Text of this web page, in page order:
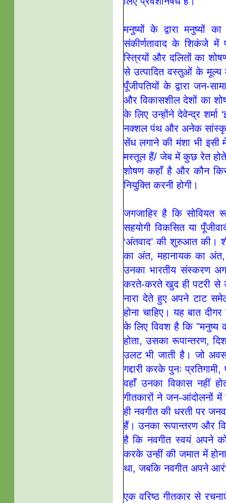
मनुष्यों के द्वारा
संकीर्णतावाद के शिकंजे में
स्त्रियों और दलितों का
से उत्पादित वस्तुओं के मूल्य
पूँजीपतियों के द्वारा जन-
और विकासशील देशों का
के लिए उन्होंने देवेन्द्र
नक्शल पंथ और अनेक
सेंध लगाने की मंशा भी
मस्तूल हैं/ जेब में कुछ रेत
शोषण कहाँ है और कौन
नियुक्ति करनी होगी।
जगजाहिर है कि सोवियत
सहयोगी विकसित या
‘अंतवाद’ की शुरुआत की।
का अंत, महानायक का अंत,
उनका भारतीय संस्करण
करते-करते खुद ही पटरी से
नारा देते हुए अपने टाट
होना चाहिए। यह बात
के लिए विवश है कि "मनुष्य
होता, उसका रूपान्तरण,
उलट भी जाती है। जो
गद्दारी करके पुनः
वहाँ उनका विकास नहीं
गीतकारों ने जन-आंदोलनों
ही नवगीत की धरती पर
हैं। उनका रूपान्तरण और
है कि नवगीत स्वयं अपने
करके उन्हीं की जमात में
था, जबकि नवगीत अपने
एक वरिष्ठ गीतकार से